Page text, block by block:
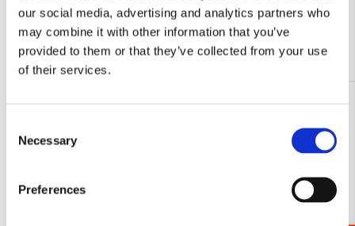
our social media, advertising and analytics partners who
may combine it with other information that you’ve
provided to them or that they’ve collected from your use
of their services.
Selection
Necessary
Preferences
Bekijk alles van Rembrandt van Rijn
Meer van Museum Het Rembrandthuis
verlanglijst